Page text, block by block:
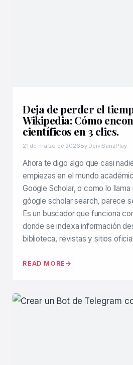
Deja de perder el
Wikipedia: Cómo
científicos en 3 clics.
21 de marzo de 2026By DeiviSanzPlay
Ahora te digo algo que casi
empiezas en el mundo
Google Scholar, o como lo
góogle scholar search, parece
Es un buscador que funciona
donde se indexa información
biblioteca, revistas y sitios
READ MORE